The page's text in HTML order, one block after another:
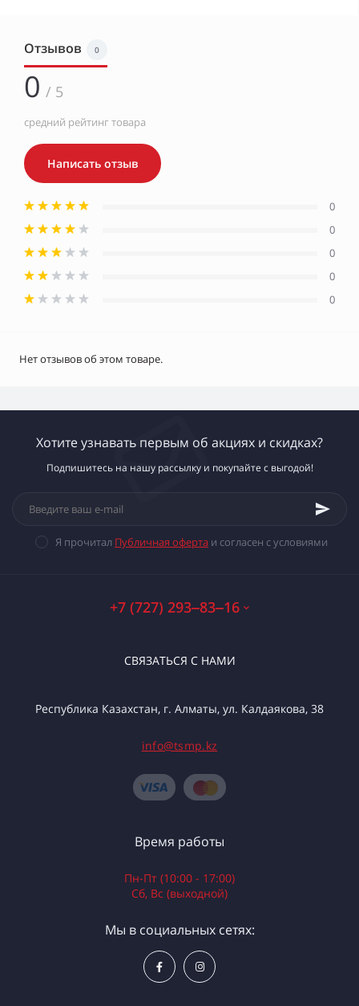
Отзывов 0
0 / 5
средний рейтинг товара
Написать отзыв
0
0
0
0
0
Нет отзывов об этом товаре.
Хотите узнавать первым об акциях и скидках?
Подпишитесь на нашу рассылку и покупайте с выгодой!
Я прочитал Публичная оферта и согласен с условиями
+7 (727) 293‒83‒16
СВЯЗАТЬСЯ С НАМИ
Республика Казахстан, г. Алматы, ул. Калдаякова, 38
info@tsmp.kz
Время работы
Пн-Пт (10:00 - 17:00)
Сб, Вс (выходной)
Мы в социальных сетях: